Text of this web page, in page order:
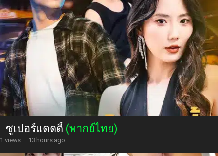
ซูเปอร์แดดดี้ (พากย์ไทย)
1 views · 13 hours ago